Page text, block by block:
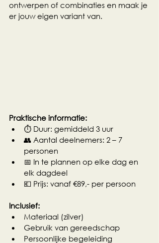
ontwerpen of combinaties en maak je
er jouw eigen variant van.
Praktische informatie:
⏱ Duur: gemiddeld 3 uur
👥 Aantal deelnemers: 2 – 7
personen
📅 In te plannen op elke dag en
elk dagdeel
💶 Prijs: vanaf €89,- per persoon
Inclusief:
Materiaal (zilver)
Gebruik van gereedschap
Persoonlijke begeleiding